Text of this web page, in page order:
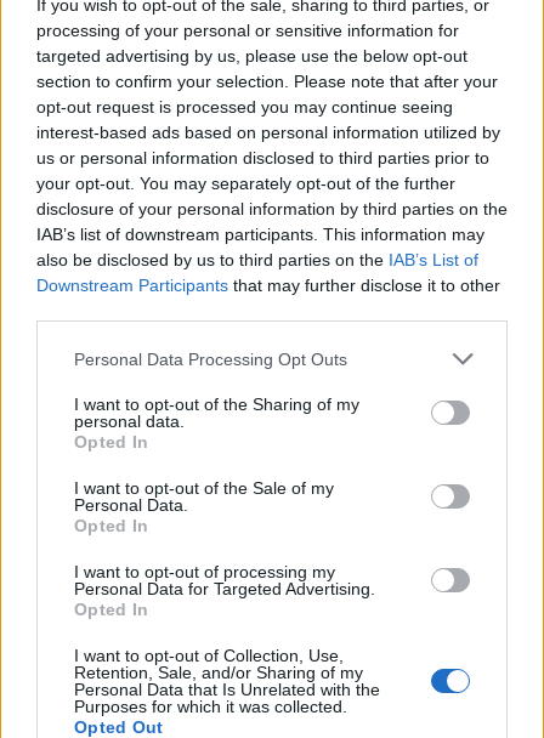
If you wish to opt-out of the sale, sharing to third parties, or
processing of your personal or sensitive information for
targeted advertising by us, please use the below opt-out
section to confirm your selection. Please note that after your
opt-out request is processed you may continue seeing
interest-based ads based on personal information utilized by
us or personal information disclosed to third parties prior to
your opt-out. You may separately opt-out of the further
disclosure of your personal information by third parties on the
IAB’s list of downstream participants. This information may
also be disclosed by us to third parties on the IAB’s List of
Downstream Participants that may further disclose it to other
Personal Data Processing Opt Outs
I want to opt-out of the Sharing of my
personal data.
Opted In
I want to opt-out of the Sale of my
Personal Data.
Opted In
I want to opt-out of processing my
Personal Data for Targeted Advertising.
Opted In
I want to opt-out of Collection, Use,
Retention, Sale, and/or Sharing of my
Personal Data that Is Unrelated with the
Purposes for which it was collected.
Opted Out
Edellinen artikkeli
Belgian joukkue jalkapallon EM-
kisoissa
Seuraava artikkeli
Hollannin joukkue koki takaiskun
– Atalantan Marten De Roon
joutuu jättämään EM-kisat väliin
Suomen MM-karsintojen näkymät –
todellinen jalkapallokommentaattorin
Suomi-Hollanti näkyy ilmaiseksi TV:stä –
Jalkapallon U21 EM-kisat 2025 – tässä
otteluohjelma ja Suomen joukkue